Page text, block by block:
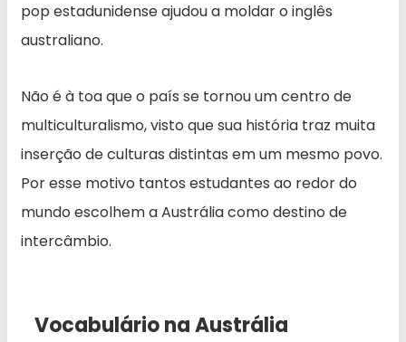
pop estadunidense ajudou a moldar o inglês
australiano.
Não é à toa que o país se tornou um centro de
multiculturalismo, visto que sua história traz muita
inserção de culturas distintas em um mesmo povo.
Por esse motivo tantos estudantes ao redor do
mundo escolhem a Austrália como destino de
intercâmbio.
Vocabulário na Austrália